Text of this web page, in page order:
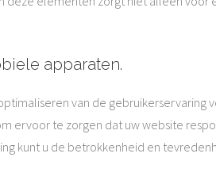
apparaten.
van de
ervoor te zorgen dat uw website
kunt u de betrokkenheid en